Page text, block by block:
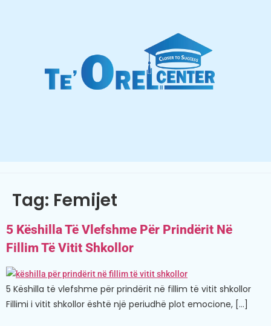
Tag: Femijet
5 Këshilla Të Vlefshme Për Prindërit Në
Fillim Të Vitit Shkollor
5 Këshilla të vlefshme për prindërit në fillim të vitit shkollor
Fillimi i vitit shkollor është një periudhë plot emocione, […]